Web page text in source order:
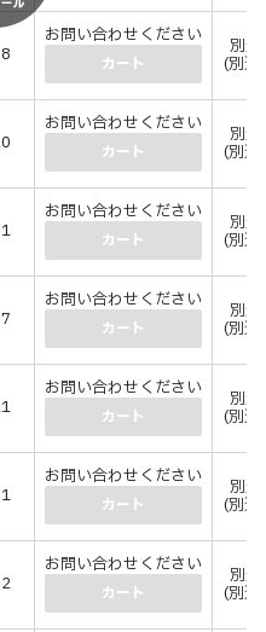
お問い合わせください
カート
別途
(別途
お問い合わせください
カート
別途
(別途
お問い合わせください
カート
別途
(別途
お問い合わせください
カート
別途
(別途
お問い合わせください
カート
別途
(別途
お問い合わせください
カート
別途
(別途
お問い合わせください
カート
別途
(別途